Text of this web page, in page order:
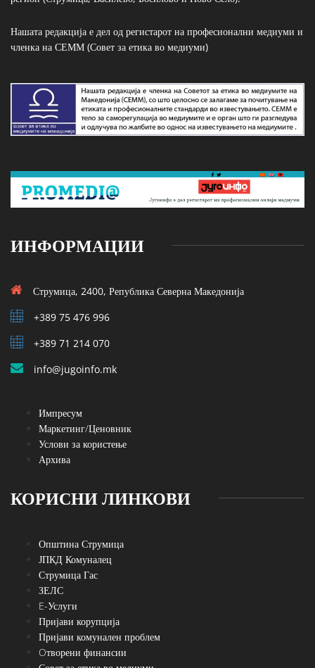
Нашата редакција е дел од регистарот на професионални медиуми и
членка на СЕММ (Совет за етика во медиуми)
ИНФОРМАЦИИ
Струмица, 2400, Република Северна Македонија
+389 75 476 996
+389 71 214 070
info@jugoinfo.mk
Импресум
Маркетинг/Ценовник
Услови за користење
Архива
КОРИСНИ ЛИНКОВИ
Општина Струмица
ЈПКД Комуналец
Струмица Гас
ЗЕЛС
E-Услуги
Пријави корупција
Пријави комунален проблем
Oтворени финансии